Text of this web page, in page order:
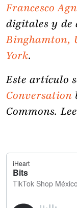
Francesco
digitales y de
Binghamton,
York.
Este artículo
Conversation
Commons.